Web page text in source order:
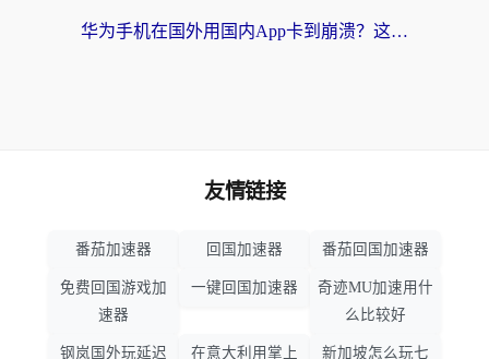
华为手机在国外用国内App卡到崩溃？这篇加速器指南帮你无缝刷剧打游戏
友情链接
番茄加速器 回国加速器 番茄回国加速器
免费回国游戏加
速器
一键回国加速器
奇迹MU加速用什
么比较好
钢岚国外玩延迟 在意大利用掌上 新加坡怎么玩七